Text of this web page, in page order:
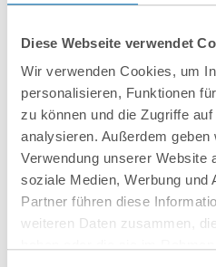
Diese Webseite verwendet
Wir verwenden Cookies, um
personalisieren, Funktionen
zu können und die Zugriffe
analysieren. Außerdem
Verwendung unserer Website
soziale Medien, Werbung und
Partner führen diese
weiteren Daten zusammen,
Head of Corporate Legal
financial conglomerate;
Expert Committee ESG -
Accounting Standards
Education
Studied in Bielefeld and Bonn
Languages